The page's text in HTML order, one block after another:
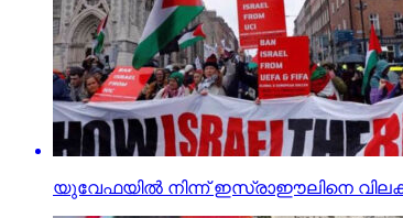
യുവേഫയില്‍ നിന്ന് ഇസ്രാഈലിനെ